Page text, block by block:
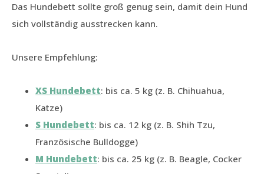
Das Hundebett sollte groß genug sein, damit dein Hund
sich vollständig ausstrecken kann.
Unsere Empfehlung:
XS Hundebett: bis ca. 5 kg (z. B. Chihuahua,
Katze)
S Hundebett: bis ca. 12 kg (z. B. Shih Tzu,
Französische Bulldogge)
M Hundebett: bis ca. 25 kg (z. B. Beagle, Cocker